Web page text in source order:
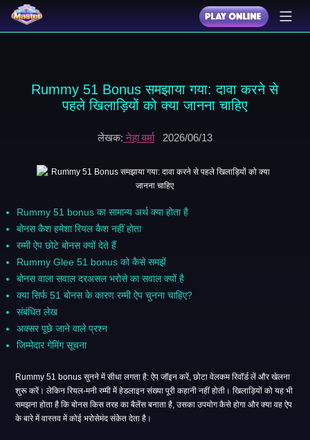
Rummy 51 Bonus समझाया गया: दावा करने से
पहले खिलाड़ियों को क्या जानना चाहिए
लेखक: नेहा वर्मा 2026/06/13
Rummy 51 bonus का सामान्य अर्थ क्या होता है
बोनस कैश हमेशा रियल कैश नहीं होता
रम्मी ऐप छोटे बोनस क्यों देते हैं
Rummy Glee 51 bonus को कैसे समझें
बोनस वाला सवाल दरअसल भरोसे का सवाल क्यों है
क्या सिर्फ 51 बोनस के कारण रम्मी ऐप चुनना चाहिए?
संबंधित लेख
अक्सर पूछे जाने वाले प्रश्न
जिम्मेदार गेमिंग सूचना
Rummy 51 bonus सुनने में सीधा लगता है: ऐप जॉइन करें, छोटा वेलकम रिवॉर्ड लें और खेलना
शुरू करें। लेकिन रियल-मनी रम्मी में हेडलाइन संख्या पूरी कहानी नहीं होती। खिलाड़ियों को यह भी
समझना होता है कि बोनस किस तरह का बैलेंस बनाता है, उसका उपयोग कैसे होगा और क्या वह ऐप
के बारे में वास्तव में कोई भरोसेमंद संकेत देता है।